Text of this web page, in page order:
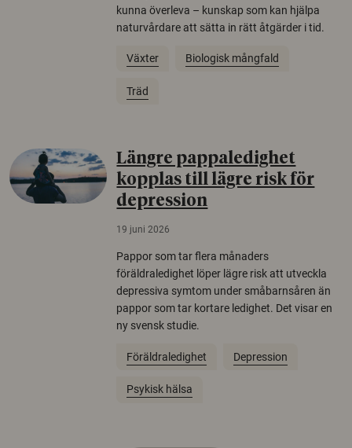
kunna överleva – kunskap som kan hjälpa
naturvårdare att sätta in rätt åtgärder i tid.
Växter Biologisk mångfald
Träd
Längre pappaledighet
kopplas till lägre risk för
depression
19 juni 2026
Pappor som tar flera månaders
föräldraledighet löper lägre risk att utveckla
depressiva symtom under småbarnsåren än
pappor som tar kortare ledighet. Det visar en
ny svensk studie.
Föräldraledighet Depression
Psykisk hälsa